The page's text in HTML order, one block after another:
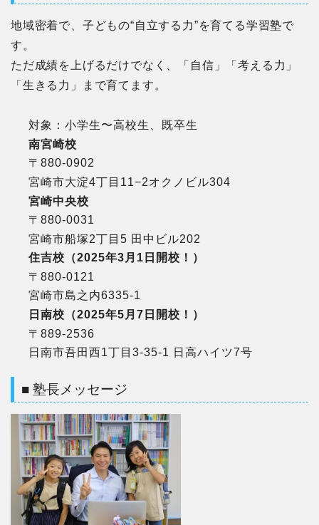
地域密着で、子どもの“自立する力”を育てる学習塾で
す。
ただ成績を上げるだけでなく、「自信」「考える力」
「生きる力」まで育てます。
対象：小学生〜高校生、既卒生
南宮崎校
〒880-0902
宮崎市大淀4丁目11−2オクノビル304
宮崎中央校
〒880-0031
宮崎市船塚2丁目5 田中ビル202
住吉校（2025年3月1日開校！）
〒880-0121
宮崎市島之内6335-1
日南校（2025年5月7日開校！）
〒889-2536
日南市吾田西1丁目3-35-1 日高ハイツ7号
■ 塾長メッセージ